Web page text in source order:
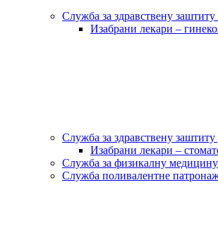
Служба за здравствену
Изабрани лекари –
Служба за здравствену
Изабрани лекари –
Служба за физикалну
Служба поливалентне